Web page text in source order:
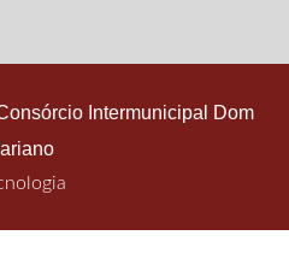
Intermunicipal Dom